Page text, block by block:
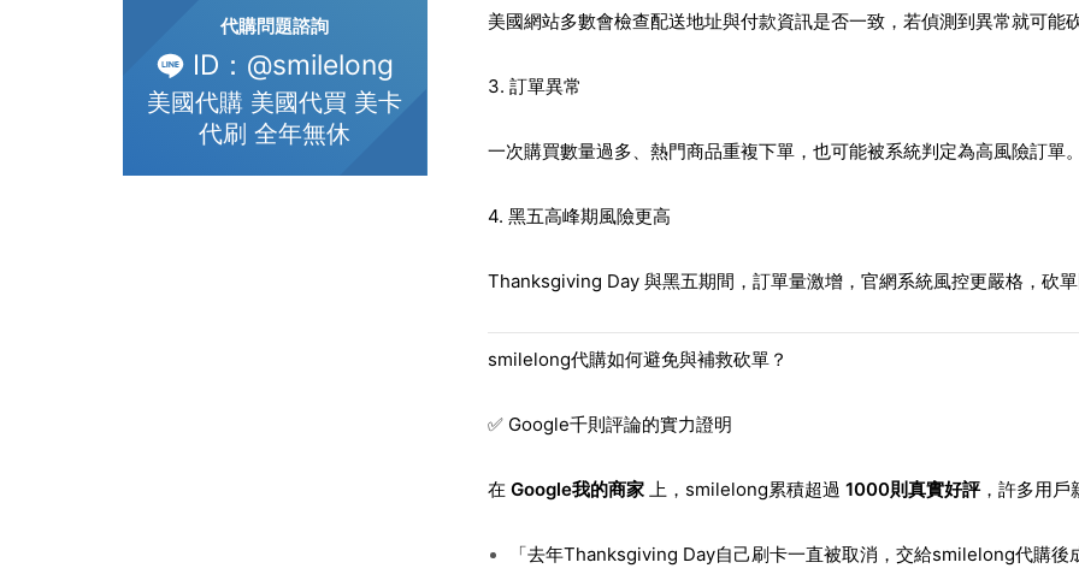
美國網站多數會檢查配送地址與付款資訊是否一致，若偵測到異常就可能砍
3. 訂單異常
一次購買數量過多、熱門商品重複下單，也可能被系統判定為高風險訂單。
4. 黑五高峰期風險更高
Thanksgiving Day 與黑五期間，訂單量激增，官網系統風控更嚴格，砍單
smilelong代購如何避免與補救砍單？
✅ Google千則評論的實力證明
在 Google我的商家上，smilelong累積超過 1000則真實好評，許多用戶
「去年Thanksgiving Day自己刷卡一直被取消，交給smilelong代購後
代購問題諮詢
ID：@smilelong
美國代購 美國代買 美卡
代刷 全年無休